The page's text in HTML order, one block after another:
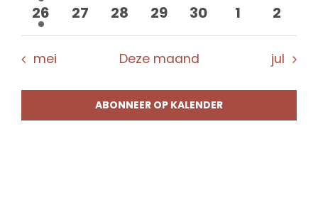
1
evenement
26
0
27
0
28
0
29
0
30
0
1
0
2
mei Deze maand jul
ABONNEER OP KALENDER